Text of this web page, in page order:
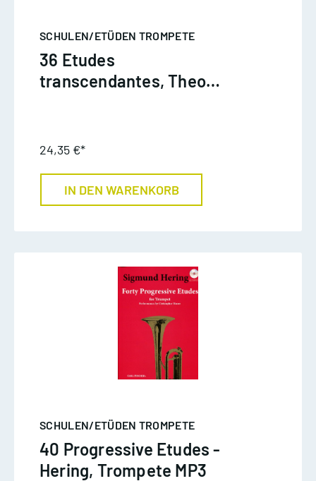
SCHULEN/ETÜDEN TROMPETE
36 Etudes
transcendantes, Theo
24,35 €*
IN DEN WARENKORB
SCHULEN/ETÜDEN TROMPETE
40 Progressive Etudes -
Hering, Trompete MP3